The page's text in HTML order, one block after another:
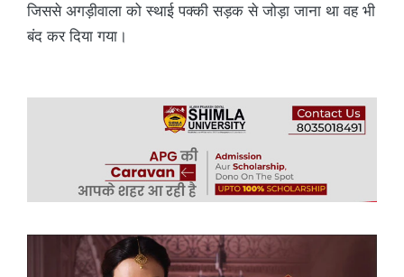
जिससे अगड़ीवाला को स्थाई पक्की सड़क से जोड़ा जाना था वह भी
बंद कर दिया गया।